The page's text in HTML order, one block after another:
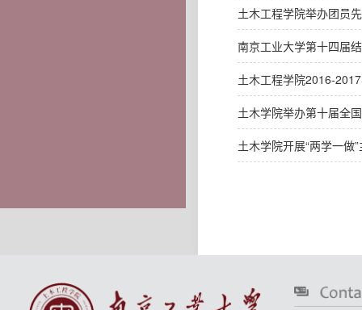
土木工程学院举办团员
南京工业大学第十四届
土木工程学院2016-
土木学院举办第十届全
土木学院开展“两学一做